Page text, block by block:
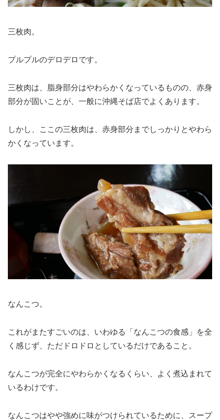
三枚肉。
プルプルのデロデロです。
三枚肉は、脂身部分はやわらかくなっているものの、赤身
部分が固いことが、一般に沖縄そば店でよくあります。
しかし、ここの三枚肉は、赤身部分までしっかりとやわら
かくなっています。
なんこつ。
これがまたすごいのは、いわゆる「なんこつの食感」を全
く感じず、ただドロドロとしているだけであること。
なんこつが完全にやわらかくなるくらい、よく煮込まれて
いるわけです。
なんこつはやや強めに味がつけられているために、スープ